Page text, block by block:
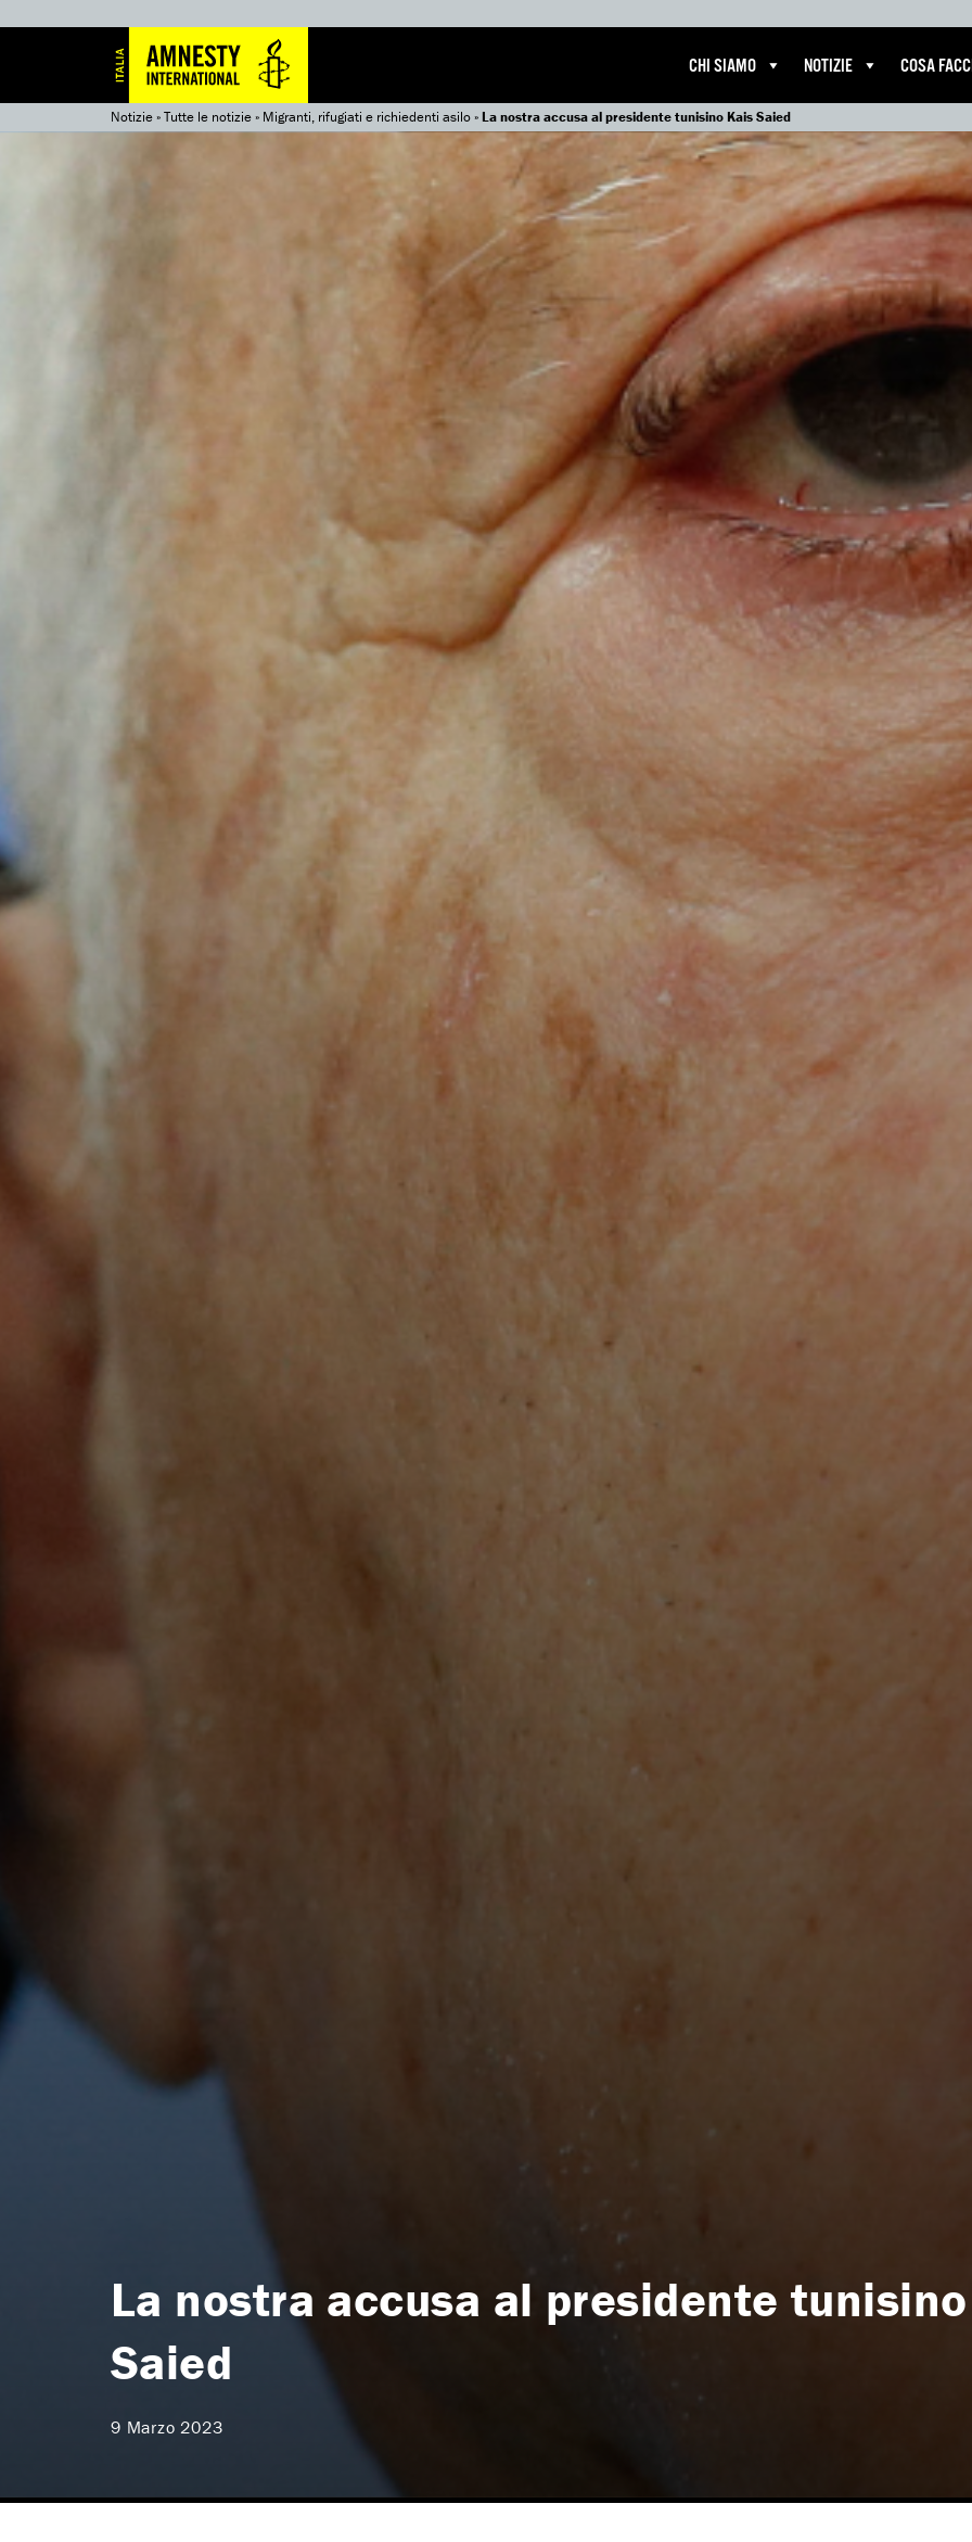
CHI SIAMO NOTIZIE COSA
Notizie»Tutte le notizie» Migranti, rifugiati e richiedenti asilo»La nostra accusa al presidente tunisino Kais Saied
La nostra accusa al presidente
Saied
9 Marzo 2023